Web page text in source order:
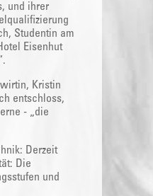
und ihrer
Studentin am
Eisenhut
Kristin
entschloss,
- „die
Derzeit
Die
und